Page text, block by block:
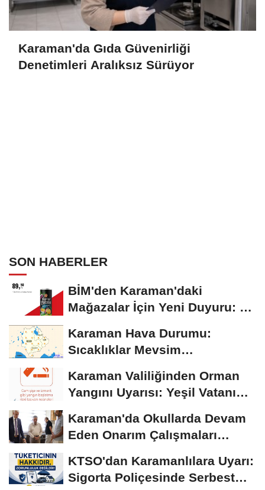
Karaman'da Gıda Güvenirliği
Denetimleri Aralıksız Sürüyor
SON HABERLER
BİM'den Karaman'daki
Mağazalar İçin Yeni Duyuru: 11
Karaman Hava Durumu:
Sıcaklıklar Mevsim
Seyrediyor
Karaman Valiliğinden Orman
Yangını Uyarısı: Yeşil Vatanı
Karaman'da Okullarda Devam
Eden Onarım Çalışmaları
KTSO'dan Karamanlılara Uyarı:
Sigorta Poliçesinde Serbest